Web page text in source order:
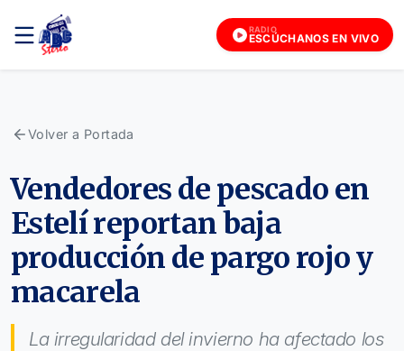
RADIO
ESCÚCHANOS EN VIVO
Volver a Portada
Vendedores de pescado en
Estelí reportan baja
producción de pargo rojo y
macarela
La irregularidad del invierno ha afectado los